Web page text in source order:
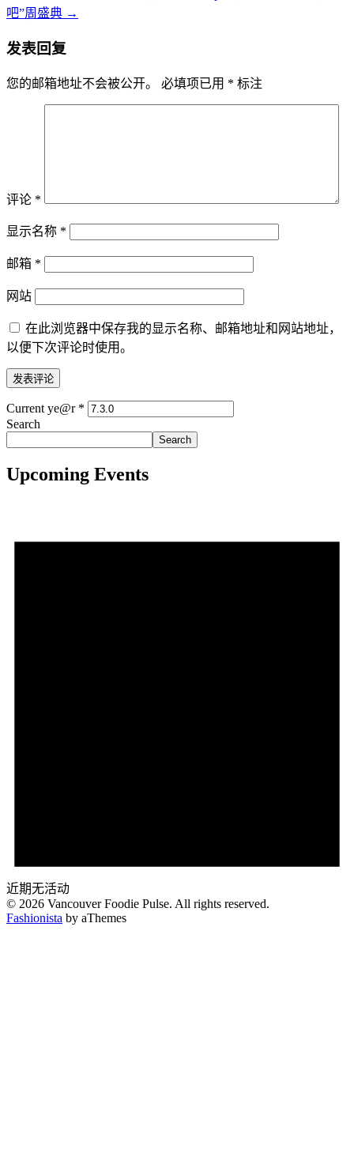
吧”周盛典 →
发表回复
您的邮箱地址不会被公开。 必填项已用 * 标注
评论 *
显示名称 *
邮箱 *
网站
在此浏览器中保存我的显示名称、邮箱地址和网站地址，
以便下次评论时使用。
Current ye@r *
Search
Search
Upcoming Events
近期无活动
© 2026 Vancouver Foodie Pulse. All rights reserved.
Fashionista by aThemes